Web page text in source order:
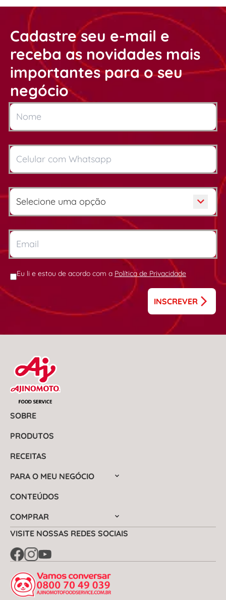
Cadastre seu e-mail e
receba as novidades mais
importantes para o seu
negócio
Eu li e estou de acordo com a Política de Privacidade
INSCREVER
SOBRE
PRODUTOS
RECEITAS
PARA O MEU NEGÓCIO
CONTEÚDOS
COMPRAR
VISITE NOSSAS REDES SOCIAIS